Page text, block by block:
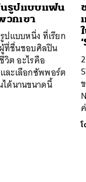
นรูปแบบแฟน
วกเขา
ปแบบหนึ่ง ที่เรียก
ผู้ที่ชื่นชอบศิลปิน
วิต อะไรคือ
ละเลือกซัพพอร์ต
ด้นานขนาดนี้